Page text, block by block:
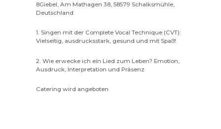
8Giebel, Am Mathagen 38, 58579 Schalksmühle,
Deutschland
1. Singen mit der Complete Vocal Technique (CVT):
Vielseitig, ausdrucksstark, gesund und mit Spaß!
2. Wie erwecke ich ein Lied zum Leben? Emotion,
Ausdruck, Interpretation und Präsenz
Catering wird angeboten